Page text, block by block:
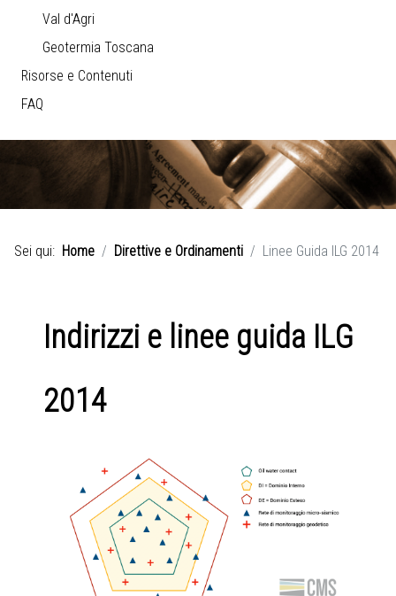
Val d'Agri
Geotermia Toscana
Risorse e Contenuti
FAQ
Sei qui: Home Direttive e Ordinamenti Linee Guida ILG 2014
Indirizzi e linee guida ILG
2014